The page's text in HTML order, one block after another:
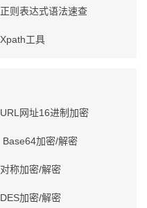
正则表达式语法速查
Xpath工具
URL网址16进制加密
Base64加密/解密
对称加密/解密
DES加密/解密